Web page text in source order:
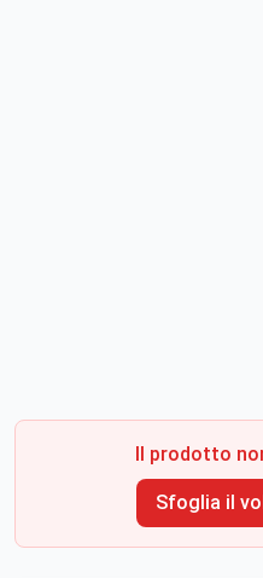
Il prodotto
Sfoglia il